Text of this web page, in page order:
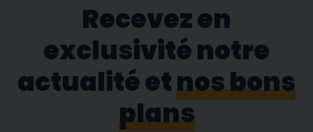
Recevez en
exclusivité notre
actualité etnos bons
plans